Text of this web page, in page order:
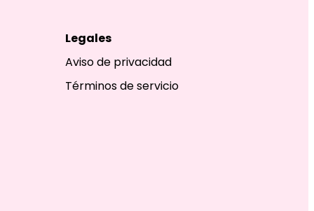
Legales
Aviso de privacidad
Términos de servicio